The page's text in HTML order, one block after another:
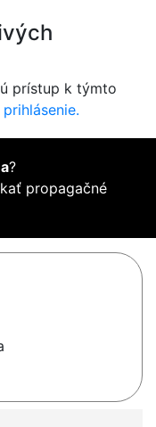
prístup k týmto
?
propagačné